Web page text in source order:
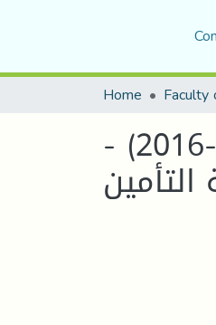
Home
واقع التأمين على الكوارث الطبيعية في الجزائر خلال الفترة(2014-2016) -